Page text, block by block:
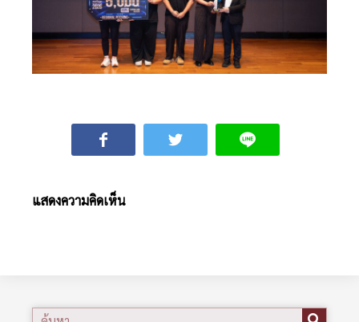
แสดงความคิดเห็น